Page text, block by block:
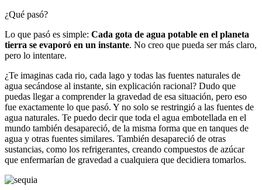
¿Qué pasó?
Lo que pasó es simple: Cada gota de agua potable en el planeta
tierra se evaporó en un instante. No creo que pueda ser más claro,
pero lo intentare.
¿Te imaginas cada rio, cada lago y todas las fuentes naturales de
agua secándose al instante, sin explicación racional? Dudo que
puedas llegar a comprender la gravedad de esa situación, pero eso
fue exactamente lo que pasó. Y no solo se restringió a las fuentes de
agua naturales. Te puedo decir que toda el agua embotellada en el
mundo también desapareció, de la misma forma que en tanques de
agua y otras fuentes similares. También desapareció de otras
sustancias, como los refrigerantes, creando compuestos de azúcar
que enfermarían de gravedad a cualquiera que decidiera tomarlos.